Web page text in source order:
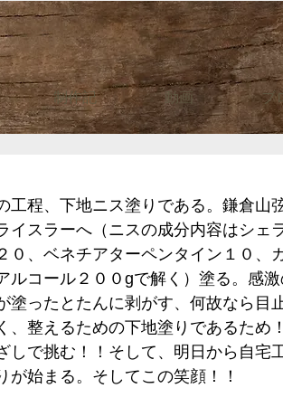
制作記 動画 ブ
程、下地ニス塗りである。鎌倉山
スラーへ（ニスの成分内容はシェ
０、ベネチアターペンタイン１０、
ルコール２００gで解く）塗る。感
ったとたんに剥がす、何故なら目
整えるための下地塗りであるため
で挑む！！そして、明日から自宅
始まる。そしてこの笑顔！！